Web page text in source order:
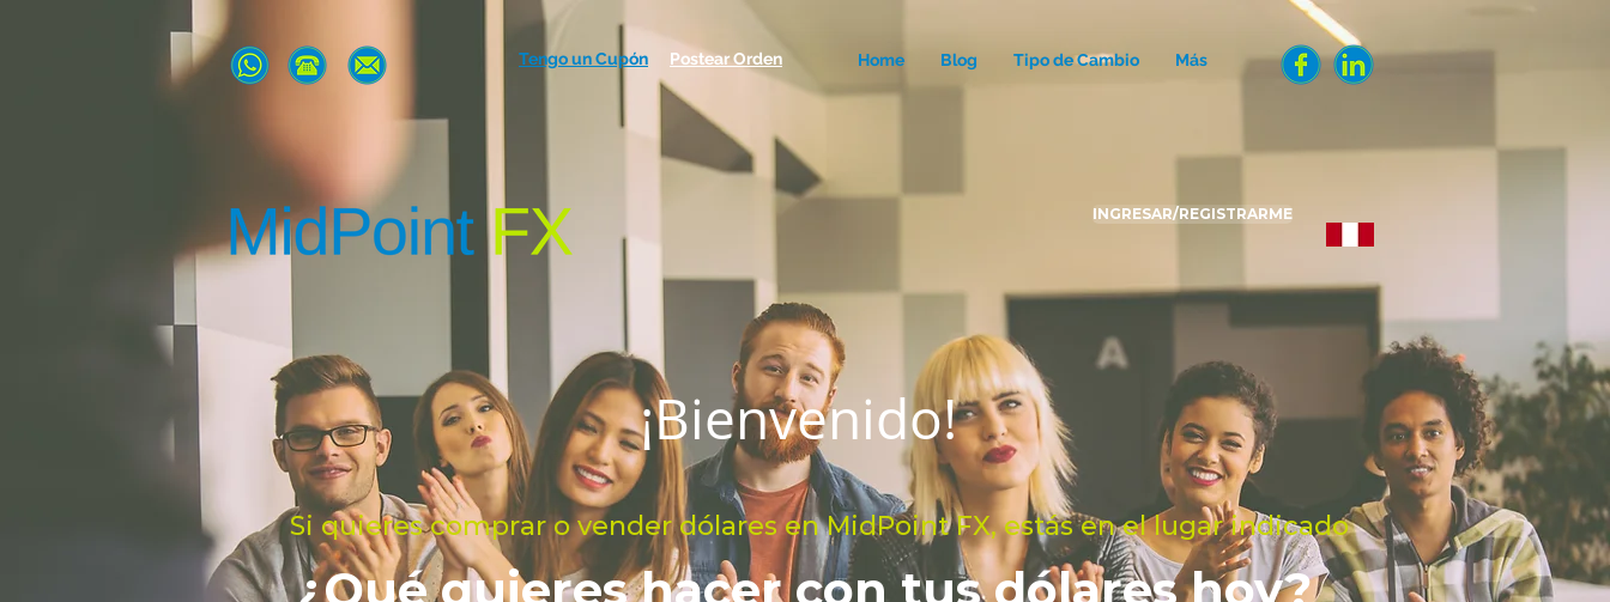
Tengo un Cupón Postear Orden Home Blog Tipo de Cambio Más
INGRESAR/REGISTRARME
¡Bienvenido!
Si quieres comprar o vender dólares en MidPoint FX, estás en el lugar indicado
¿Qué quieres hacer con tus dólares hoy?